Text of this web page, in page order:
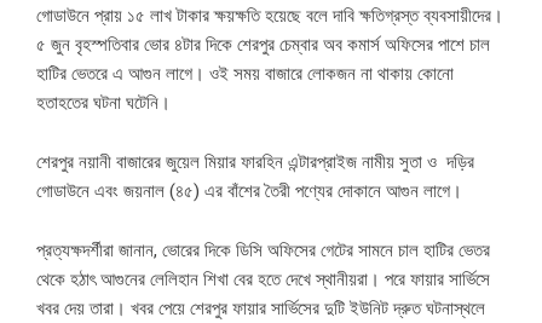
গোডাউনে প্রায় ১৫ লাখ টাকার ক্ষয়ক্ষতি হয়েছে বলে দাবি ক্ষতিগ্রস্ত ব্যবসায়ীদের।
৫ জুন বৃহস্পতিবার ভোর ৪টার দিকে শেরপুর চেম্বার অব কমার্স অফিসের পাশে চাল
হাটির ভেতরে এ আগুন লাগে। ওই সময় বাজারে লোকজন না থাকায় কোনো
হতাহতের ঘটনা ঘটেনি।
শেরপুর নয়ানী বাজারের জুয়েল মিয়ার ফারহিন এন্টারপ্রাইজ নামীয় সুতা ও দড়ির
গোডাউনে এবং জয়নাল (৪৫) এর বাঁশের তৈরী পণ্যের দোকানে আগুন লাগে।
প্রত্যক্ষদর্শীরা জানান, ভোরের দিকে ডিসি অফিসের গেটের সামনে চাল হাটির ভেতর
থেকে হঠাৎ আগুনের লেলিহান শিখা বের হতে দেখে স্থানীয়রা। পরে ফায়ার সার্ভিসে
খবর দেয় তারা। খবর পেয়ে শেরপুর ফায়ার সার্ভিসের দুটি ইউনিট দ্রুত ঘটনাস্থলে